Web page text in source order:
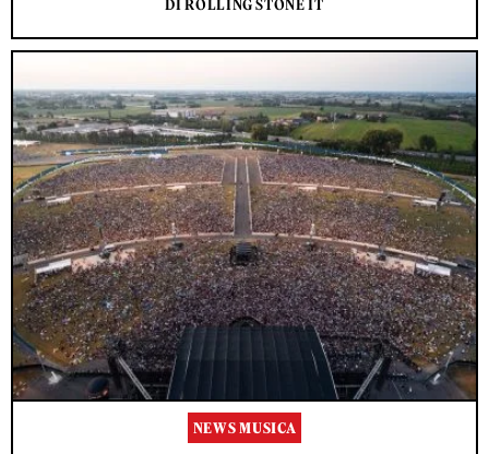
DI ROLLING STONE IT
NEWS MUSICA